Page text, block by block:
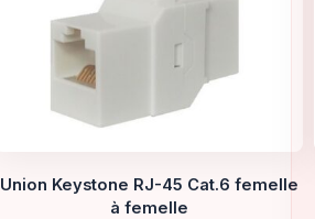
Union Keystone RJ-45 Cat.6 femelle
à femelle